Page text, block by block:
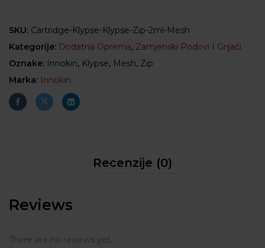
SKU: Cartridge-Klypse-Klypse-Zip-2ml-Mesh
Kategorije: Dodatna Oprema, Zamjenski Podovi I Grijači
Oznake: Innokin, Klypse, Mesh, Zip
Marka: Innokin
Recenzije (0)
Reviews
There are no reviews yet.